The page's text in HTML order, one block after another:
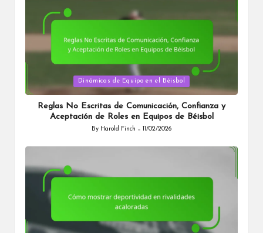
in
Dinámicas de Equipo en el Béisbol
Reglas No Escritas de Comunicación, Confianza y
Aceptación de Roles en Equipos de Béisbol
Posted
By Harold Finch 11/02/2026